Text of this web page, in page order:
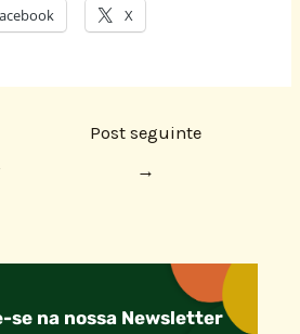
X
Post seguinte
→
se na nossa Newsletter